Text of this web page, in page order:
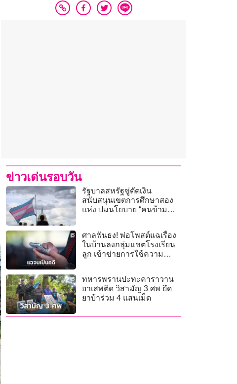
ข่าวเด่นรอบวัน
รัฐบาลสหรัฐขู่ตัดเงิน
สนับสนุนเขตการศึกษาสอง
แห่ง ปมนโยบาย “คนข้าม
ศาลฟันธง! พ่อโพสต์แฉเรื่อง
ในบ้านลงกลุ่มแชตโรงเรียน
ลูก เข้าข่ายการใช้ความ
ทหารพรานปะทะคาราวาน
ยาเสพติด วิสามัญ 3 ศพ ยึด
ยาบ้าร่วม 4 แสนเม็ด